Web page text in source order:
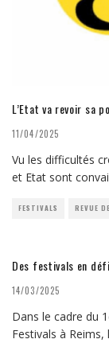
L’Etat va revoir sa
11/04/2025
Vu les difficultés
et Etat sont
FESTIVALS REVUE
Des festivals en
14/03/2025
Dans le cadre du
Festivals à